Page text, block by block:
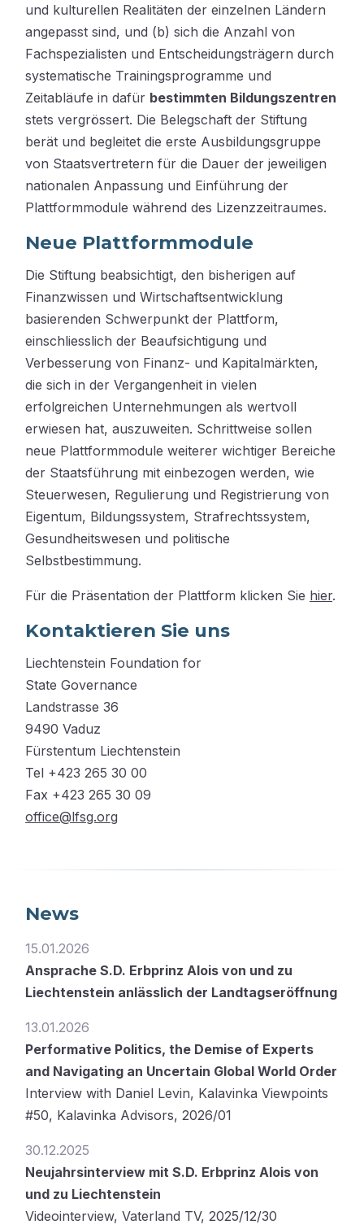
und kulturellen Realitäten der einzelnen Ländern
angepasst sind, und (b) sich die Anzahl von
Fachspezialisten und Entscheidungsträgern durch
systematische Trainingsprogramme und
Zeitabläufe in dafür bestimmten Bildungszentren
stets vergrössert. Die Belegschaft der Stiftung
berät und begleitet die erste Ausbildungsgruppe
von Staatsvertretern für die Dauer der jeweiligen
nationalen Anpassung und Einführung der
Plattformmodule während des Lizenzzeitraumes.
Neue Plattformmodule
Die Stiftung beabsichtigt, den bisherigen auf
Finanzwissen und Wirtschaftsentwicklung
basierenden Schwerpunkt der Plattform,
einschliesslich der Beaufsichtigung und
Verbesserung von Finanz- und Kapitalmärkten,
die sich in der Vergangenheit in vielen
erfolgreichen Unternehmungen als wertvoll
erwiesen hat, auszuweiten. Schrittweise sollen
neue Plattformmodule weiterer wichtiger Bereiche
der Staatsführung mit einbezogen werden, wie
Steuerwesen, Regulierung und Registrierung von
Eigentum, Bildungssystem, Strafrechtssystem,
Gesundheitswesen und politische
Selbstbestimmung.
Für die Präsentation der Plattform klicken Sie hier.
Kontaktieren Sie uns
Liechtenstein Foundation for
State Governance
Landstrasse 36
9490 Vaduz
Fürstentum Liechtenstein
Tel +423 265 30 00
Fax +423 265 30 09
office@lfsg.org
News
15.01.2026
Ansprache S.D. Erbprinz Alois von und zu
Liechtenstein anlässlich der Landtagseröffnung
13.01.2026
Performative Politics, the Demise of Experts
and Navigating an Uncertain Global World Order
Interview with Daniel Levin, Kalavinka Viewpoints
#50, Kalavinka Advisors, 2026/01
30.12.2025
Neujahrsinterview mit S.D. Erbprinz Alois von
und zu Liechtenstein
Videointerview, Vaterland TV, 2025/12/30